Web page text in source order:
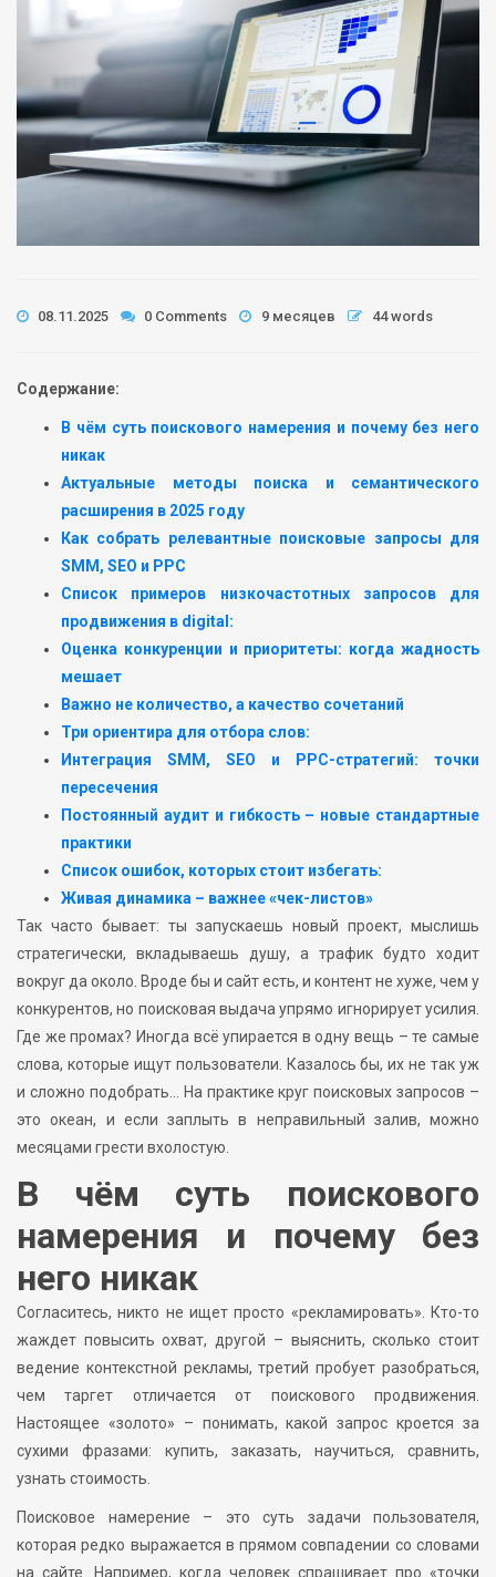
08.11.2025 0 Comments 9 месяцев 44 words
Содержание:
В чём суть поискового намерения и почему без него
никак
Актуальные методы поиска и семантического
расширения в 2025 году
Как собрать релевантные поисковые запросы для
SMM, SEO и PPC
Список примеров низкочастотных запросов для
продвижения в digital:
Оценка конкуренции и приоритеты: когда жадность
мешает
Важно не количество, а качество сочетаний
Три ориентира для отбора слов:
Интеграция SMM, SEO и PPC-стратегий: точки
пересечения
Постоянный аудит и гибкость – новые стандартные
практики
Список ошибок, которых стоит избегать:
Живая динамика – важнее «чек-листов»
Так часто бывает: ты запускаешь новый проект, мыслишь
стратегически, вкладываешь душу, а трафик будто ходит
вокруг да около. Вроде бы и сайт есть, и контент не хуже, чем у
конкурентов, но поисковая выдача упрямо игнорирует усилия.
Где же промах? Иногда всё упирается в одну вещь – те самые
слова, которые ищут пользователи. Казалось бы, их не так уж
и сложно подобрать… На практике круг поисковых запросов –
это океан, и если заплыть в неправильный залив, можно
месяцами грести вхолостую.
В чём суть поискового
намерения и почему без
него никак
Согласитесь, никто не ищет просто «рекламировать». Кто-то
жаждет повысить охват, другой – выяснить, сколько стоит
ведение контекстной рекламы, третий пробует разобраться,
чем таргет отличается от поискового продвижения.
Настоящее «золото» – понимать, какой запрос кроется за
сухими фразами: купить, заказать, научиться, сравнить,
узнать стоимость.
Поисковое намерение – это суть задачи пользователя,
которая редко выражается в прямом совпадении со словами
на сайте. Например, когда человек спрашивает про «точки